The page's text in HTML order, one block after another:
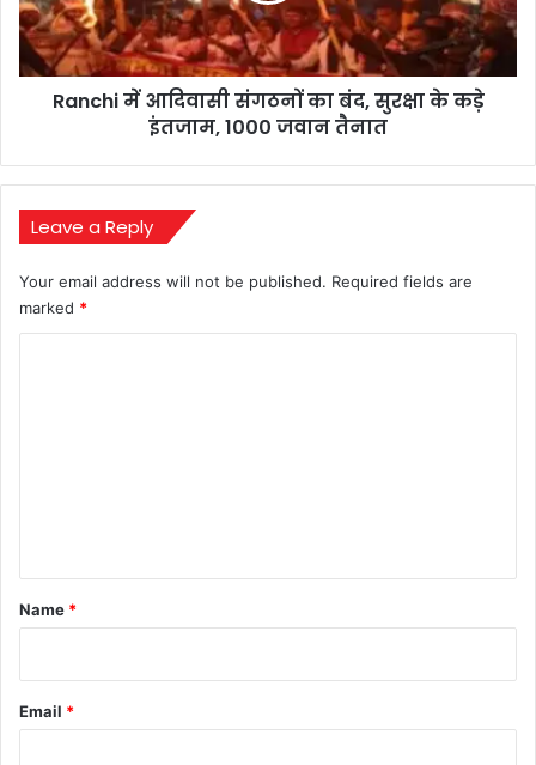
सुरक्षा
के
कड़े
इंतजाम,Ranchi में आदिवासी संगठनों का बंद, सुरक्षा के कड़े
इंतजाम, 1000 जवान तैनात
Leave a Reply
Your email address will not be published. Required fields are
marked *
*
Name *
Email *